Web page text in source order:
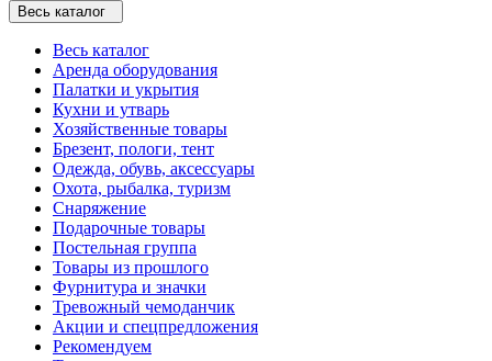
Весь каталог
Весь каталог
Аренда оборудования
Палатки и укрытия
Кухни и утварь
Хозяйственные товары
Брезент, пологи, тент
Одежда, обувь, аксессуары
Охота, рыбалка, туризм
Снаряжение
Подарочные товары
Постельная группа
Товары из прошлого
Фурнитура и значки
Тревожный чемоданчик
Акции и спецпредложения
Рекомендуем